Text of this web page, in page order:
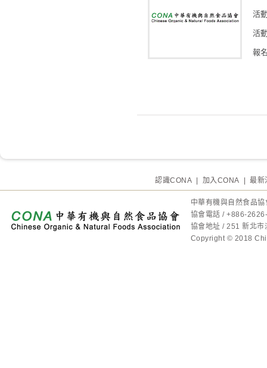
活
活
報
認識CONA 加入CONA |最新
中華有機與自然
協會電話 /
協會地址 / 251 新北
Copyright © 2018